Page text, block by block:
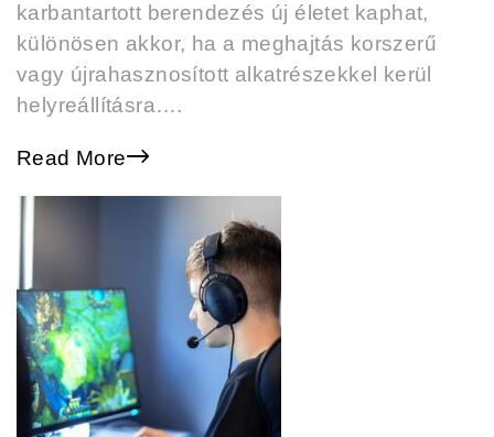
karbantartott berendezés új életet kaphat,
különösen akkor, ha a meghajtás korszerű
vagy újrahasznosított alkatrészekkel kerül
helyreállításra….
Read More